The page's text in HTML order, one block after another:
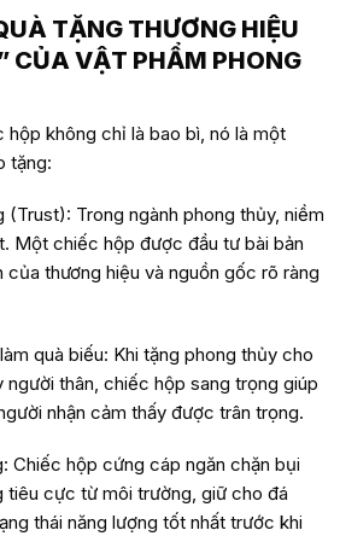
TẶNG THƯƠNG HIỆU
CỦA VẬT PHẨM PHONG
không chỉ là bao bì, nó là một
tặng:
(Trust): Trong ngành phong thủy, niềm
Một chiếc hộp được đầu tư bài bản
của thương hiệu và nguồn gốc rõ ràng
quà biếu: Khi tặng phong thủy cho
thân, chiếc hộp sang trọng giúp
nhận cảm thấy được trân trọng.
Chiếc hộp cứng cáp ngăn chặn bụi
tiêu cực từ môi trường, giữ cho đá
thái năng lượng tốt nhất trước khi